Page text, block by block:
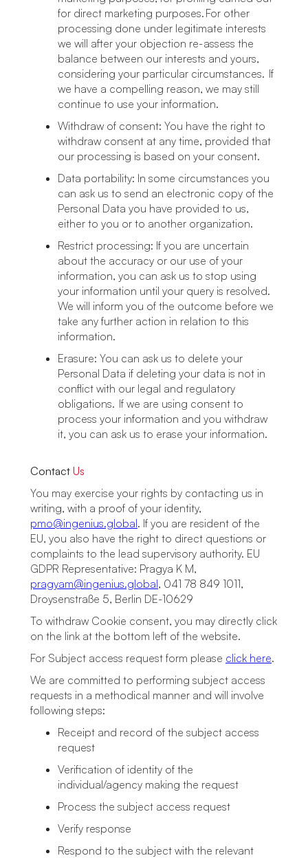
for direct marketing purposes. For other
processing done under legitimate interests
we will after your objection re-assess the
balance between our interests and yours,
considering your particular circumstances. If
we have a compelling reason, we may still
continue to use your information.
Withdraw of consent: You have the right to
withdraw consent at any time, provided that
our processing is based on your consent.
Data portability: In some circumstances you
can ask us to send an electronic copy of the
Personal Data you have provided to us,
either to you or to another organization.
Restrict processing: If you are uncertain
about the accuracy or our use of your
information, you can ask us to stop using
your information until your query is resolved.
We will inform you of the outcome before we
take any further action in relation to this
information.
Erasure: You can ask us to delete your
Personal Data if deleting your data is not in
conflict with our legal and regulatory
obligations. If we are using consent to
process your information and you withdraw
it, you can ask us to erase your information.
Contact Us
You may exercise your rights by contacting us in
writing, with a proof of your identity,
pmo@ingenius.global. If you are resident of the
EU, you also have the right to direct questions or
complaints to the lead supervisory authority. EU
GDPR Representative: Pragya K M,
pragyam@ingenius.global, 041 78 849 1011,
Droysenstraße 5, Berlin DE-10629
To withdraw Cookie consent, you may directly click
on the link at the bottom left of the website.
For Subject access request form please click here.
We are committed to performing subject access
requests in a methodical manner and will involve
following steps:
Receipt and record of the subject access
request
Verification of identity of the
individual/agency making the request
Process the subject access request
Verify response
Respond to the subject with the relevant